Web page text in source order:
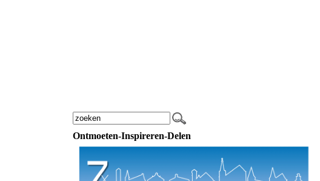
Ontmoeten-Inspireren-Delen